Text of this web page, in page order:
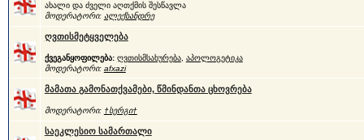
ახალი და ძველი აღთქმის შესწავლა
მოდერატორი: ალექსანდრე
ღვთისმეტყველება
ქვეგანყოფილება: ღვთისმსახურება, აპოლოგეტიკა
მოდერატორი: afxazi
მამათა გამონათქვამები, წმინდანთა ცხოვრება
მოდერატორი: †სერგი†
საეკლესიო სამართალი